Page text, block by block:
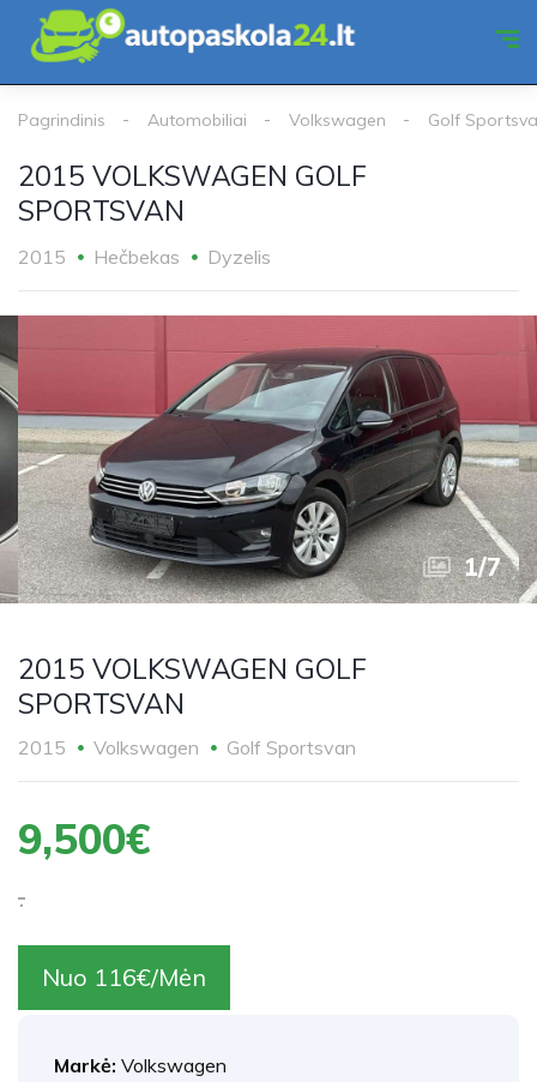
Pagrindinis Automobiliai Volkswagen Golf
2015 VOLKSWAGEN GOLF
SPORTSVAN
2015 Hečbekas Dyzelis
1/7
2015 VOLKSWAGEN GOLF
SPORTSVAN
2015 Volkswagen Golf Sportsvan
9,500€
.
Nuo 116€/Mėn
Markė: Volkswagen